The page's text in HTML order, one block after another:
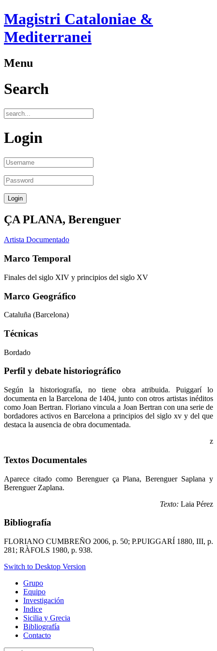
Magistri Cataloniae &
Mediterranei
Menu
Search
Login
ÇA PLANA, Berenguer
Artista Documentado
Marco Temporal
Finales del siglo XIV y principios del siglo XV
Marco Geográfico
Cataluña (Barcelona)
Técnicas
Bordado
Perfil y debate historiográfico
Según la historiografía, no tiene obra atribuida. Puiggarí lo
documenta en la Barcelona de 1404, junto con otros artistas inéditos
como Joan Bertran. Floriano vincula a Joan Bertran con una serie de
bordadores activos en Barcelona a principios del siglo xv y del que
destaca la ausencia de obra documentada.
z
Textos Documentales
Aparece citado como Berenguer ça Plana, Berenguer Saplana y
Berenguer Zaplana.
Texto: Laia Pérez
Bibliografía
FLORIANO CUMBREÑO 2006, p. 50; P.PUIGGARÍ 1880, III, p.
281; RÀFOLS 1980, p. 938.
Switch to Desktop Version
Grupo
Equipo
Investigación
Indice
Sicilia y Grecia
Bibliografía
Contacto